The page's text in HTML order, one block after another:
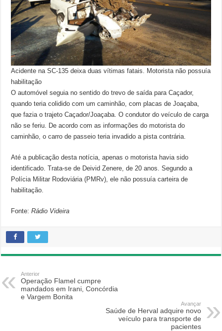
Acidente na SC-135 deixa duas vítimas fatais. Motorista não possuía
habilitação
O automóvel seguia no sentido do trevo de saída para Caçador,
quando teria colidido com um caminhão, com placas de Joaçaba,
que fazia o trajeto Caçador/Joaçaba. O condutor do veículo de carga
não se feriu. De acordo com as informações do motorista do
caminhão, o carro de passeio teria invadido a pista contrária.
Até a publicação desta notícia, apenas o motorista havia sido
identificado. Trata-se de Deivid Zenere, de 20 anos. Segundo a
Polícia Militar Rodoviária (PMRv), ele não possuía carteira de
habilitação.
Fonte:Rádio Videira
Anterior
Operação Flamel cumpre
mandados em Irani, Concórdia
e Vargem Bonita
Avançar
Saúde de Herval adquire novo
veículo para transporte de
pacientes